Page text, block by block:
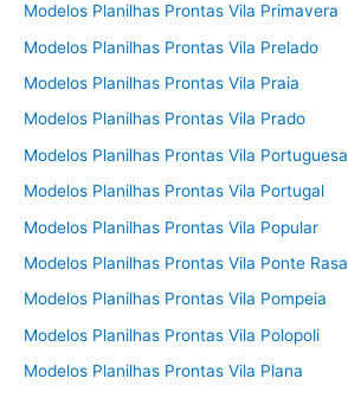
Modelos Planilhas Prontas Vila Primavera
Modelos Planilhas Prontas Vila Prelado
Modelos Planilhas Prontas Vila Praia
Modelos Planilhas Prontas Vila Prado
Modelos Planilhas Prontas Vila Portuguesa
Modelos Planilhas Prontas Vila Portugal
Modelos Planilhas Prontas Vila Popular
Modelos Planilhas Prontas Vila Ponte Rasa
Modelos Planilhas Prontas Vila Pompeia
Modelos Planilhas Prontas Vila Polopoli
Modelos Planilhas Prontas Vila Plana